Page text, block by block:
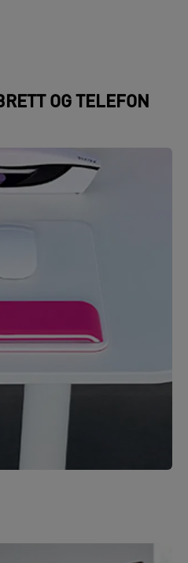
OG TELEFON